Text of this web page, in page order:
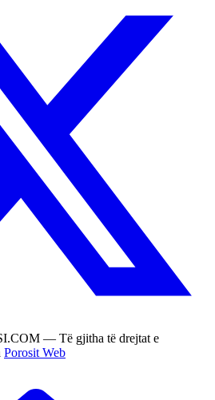
— Të gjitha të drejtat e
Porosit Web